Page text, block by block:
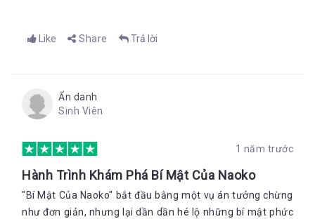
Like Share Trả lời
Ẩn danh
Sinh Viên
1 năm trước
Hành Trình Khám Phá Bí Mật Của Naoko
"Bí Mật Của Naoko" bắt đầu bằng một vụ án tưởng chừng
như đơn giản, nhưng lại dần dần hé lộ những bí mật phức